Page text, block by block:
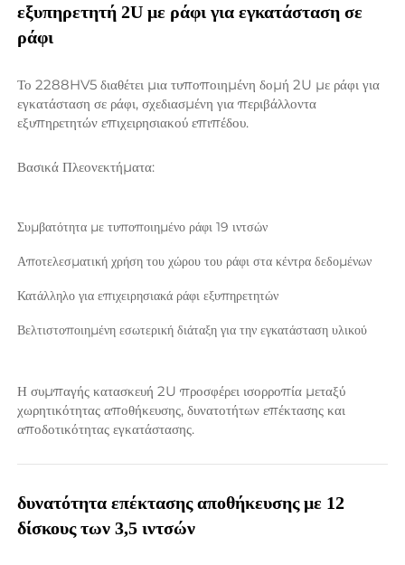
εξυπηρετητή 2U με ράφι για εγκατάσταση σε
ράφι
Το 2288HV5 διαθέτει μια τυποποιημένη δομή 2U με ράφι για
εγκατάσταση σε ράφι, σχεδιασμένη για περιβάλλοντα
εξυπηρετητών επιχειρησιακού επιπέδου.
Βασικά Πλεονεκτήματα:
Συμβατότητα με τυποποιημένο ράφι 19 ιντσών
Αποτελεσματική χρήση του χώρου του ράφι στα κέντρα δεδομένων
Κατάλληλο για επιχειρησιακά ράφι εξυπηρετητών
Βελτιστοποιημένη εσωτερική διάταξη για την εγκατάσταση υλικού
Η συμπαγής κατασκευή 2U προσφέρει ισορροπία μεταξύ
χωρητικότητας αποθήκευσης, δυνατοτήτων επέκτασης και
αποδοτικότητας εγκατάστασης.
δυνατότητα επέκτασης αποθήκευσης με 12
δίσκους των 3,5 ιντσών